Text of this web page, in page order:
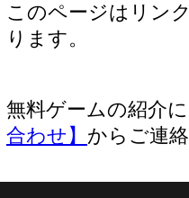
このページはリン
ります。
無料ゲームの紹介
合わせ】 からご連絡